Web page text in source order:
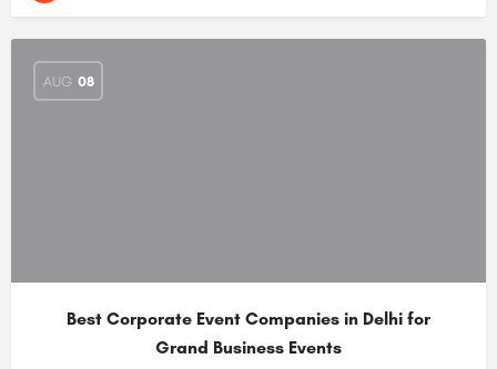
AUG 08
Best Corporate Event Companies in Delhi for
Grand Business Events